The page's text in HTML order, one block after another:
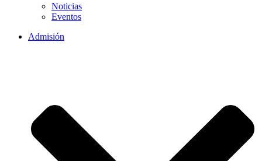
Noticias
Eventos
Admisión